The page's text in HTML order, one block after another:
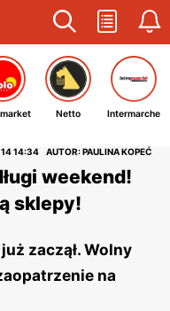
Netto Intermarche
14:34 AUTOR: PAULINA KOPEĆ
weekend!
sklepy!
zaczął. Wolny
na